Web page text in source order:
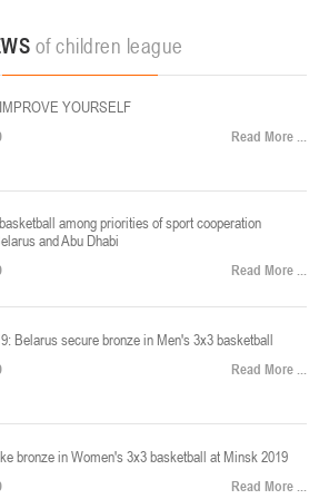
Минск
2015 гг.р., Дивизион 2, 22-24 апреля 2026 г., г.
U-12, девушки
гг.р., Дивизион 1, 17-19 апреля 2026 г., г. Гомель,
Минск
гг.р., Дивизион 2, 14-16 апреля 2026 г., г.
of children league
YOURSELF
Read More ...
among priorities of sport cooperation
and Abu Dhabi
Read More ...
Belarus secure bronze in Men's 3x3 basketball
Read More ...
bronze in Women's 3x3 basketball at Minsk 2019
Read More ...